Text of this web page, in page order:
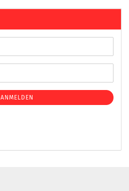
ANMELDEN